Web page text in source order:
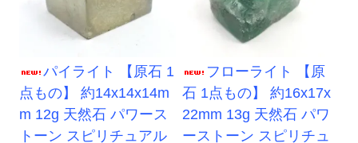
パイライト 【原石 1
点もの】 約14x14x14m
m 12g 天然石 パワース
トーン スピリチュアル
フローライト 【原
石 1点もの】 約16x17x
22mm 13g 天然石 パワ
ーストーン スピリチュ